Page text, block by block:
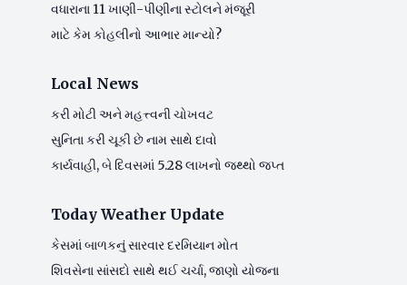
વધારાના 11 ખાણી-પીણીના સ્ટોલને મંજૂરી
માટે કેમ કોહલીનો આભાર માન્યો?
Local News
કરી મોટી અને મહત્ત્વની ચોખવટ
સુનિતા કરી ચૂકી છે નામ સાથે દાવો
કાર્યવાહી, બે દિવસમાં 5.28 લાખનો જથ્થો જપ્ત
Today Weather Update
કેસમાં બાળકનું સારવાર દરમિયાન મોત
શિવસેના સાંસદો સાથે થઈ ચર્ચા, જાણો યોજના